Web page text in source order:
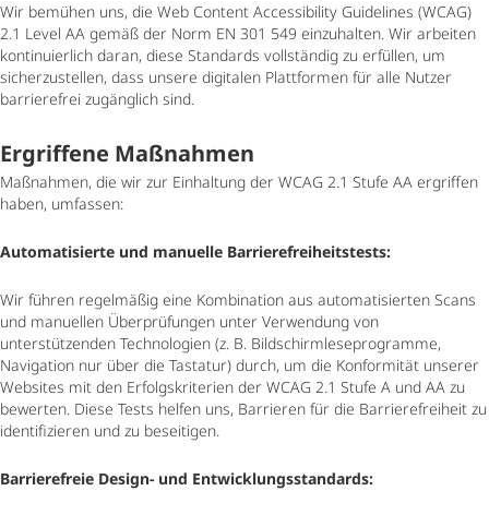
Wir bemühen uns, die Web Content Accessibility Guidelines (WCAG)
2.1 Level AA gemäß der Norm EN 301 549 einzuhalten. Wir arbeiten
kontinuierlich daran, diese Standards vollständig zu erfüllen, um
sicherzustellen, dass unsere digitalen Plattformen für alle Nutzer
barrierefrei zugänglich sind.
Ergriffene Maßnahmen
Maßnahmen, die wir zur Einhaltung der WCAG 2.1 Stufe AA ergriffen
haben, umfassen:
Automatisierte und manuelle Barrierefreiheitstests:
Wir führen regelmäßig eine Kombination aus automatisierten Scans
und manuellen Überprüfungen unter Verwendung von
unterstützenden Technologien (z. B. Bildschirmleseprogramme,
Navigation nur über die Tastatur) durch, um die Konformität unserer
Websites mit den Erfolgskriterien der WCAG 2.1 Stufe A und AA zu
bewerten. Diese Tests helfen uns, Barrieren für die Barrierefreiheit zu
identifizieren und zu beseitigen.
Barrierefreie Design- und Entwicklungsstandards: